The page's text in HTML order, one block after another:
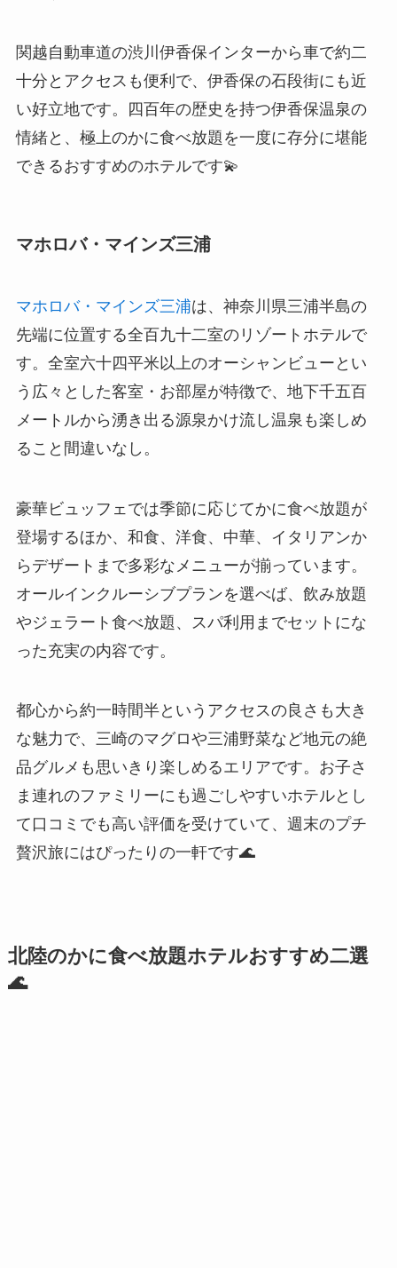
関越自動車道の渋川伊香保インターから車で約二
十分とアクセスも便利で、伊香保の石段街にも近
い好立地です。四百年の歴史を持つ伊香保温泉の
情緒と、極上のかに食べ放題を一度に存分に堪能
できるおすすめのホテルです💫
マホロバ・マインズ三浦
マホロバ・マインズ三浦は、神奈川県三浦半島の
先端に位置する全百九十二室のリゾートホテルで
す。全室六十四平米以上のオーシャンビューとい
う広々とした客室・お部屋が特徴で、地下千五百
メートルから湧き出る源泉かけ流し温泉も楽しめ
ること間違いなし。
豪華ビュッフェでは季節に応じてかに食べ放題が
登場するほか、和食、洋食、中華、イタリアンか
らデザートまで多彩なメニューが揃っています。
オールインクルーシブプランを選べば、飲み放題
やジェラート食べ放題、スパ利用までセットにな
った充実の内容です。
都心から約一時間半というアクセスの良さも大き
な魅力で、三崎のマグロや三浦野菜など地元の絶
品グルメも思いきり楽しめるエリアです。お子さ
ま連れのファミリーにも過ごしやすいホテルとし
て口コミでも高い評価を受けていて、週末のプチ
贅沢旅にはぴったりの一軒です🌊
北陸のかに食べ放題ホテルおすすめ二選
🌊